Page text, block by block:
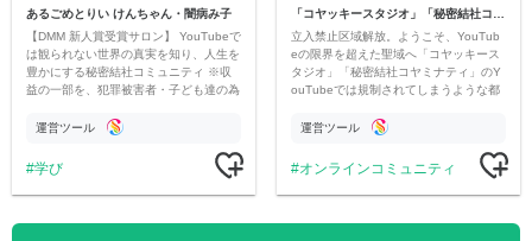
あるごめとりい けんちゃん・闇病み子
【DMM 新人賞受賞サロン】 YouTubeで
は観られない世界の真実を知り、人生を
豊かにする秘密結社コミュニティ ※収
益の一部を、犯罪被害者・子ども達の為
す運営ツール
学び
立入禁止区域解放。ようこそ、YouTub
eの限界を超えた聖域へ「コヤッキース
タジオ」「秘密結社コヤミナティ」のY
ouTubeでは規制されてしまうような都
公開。
運営ツール
オンラインコミュニティ